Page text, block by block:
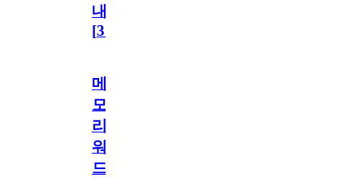
내
[31
메
모
리
워
드